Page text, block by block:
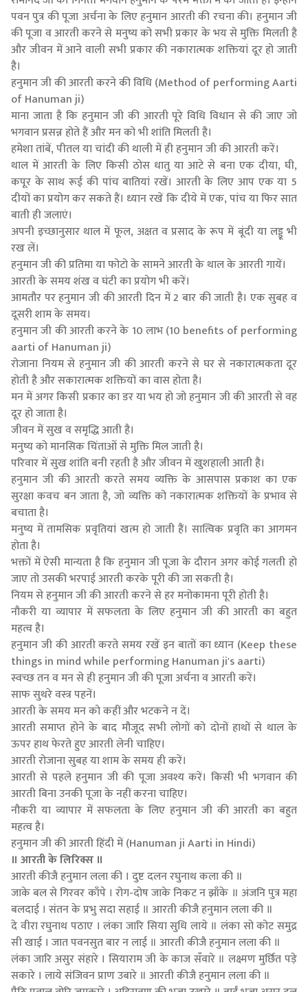
पवन पुत्र की पूजा अर्चना के लिए हनुमान आरती की रचना की। हनुमान जी
की पूजा व आरती करने से मनुष्य को सभी प्रकार के भय से मुक्ति मिलती है
और जीवन में आने वाली सभी प्रकार की नकारात्मक शक्तियां दूर हो जाती
है।
हनुमान जी की आरती करने की विधि (Method of performing Aarti
of Hanuman ji)
माना जाता है कि हनुमान जी की आरती पूरे विधि विधान से की जाए जो
भगवान प्रसन्न होते हैं और मन को भी शांति मिलती है।
हमेशा तांबें, पीतल या चांदी की थाली में ही हनुमान जी की आरती करें।
थाल में आरती के लिए किसी ठोस धातु या आटे से बना एक दीया, घी,
कपूर के साथ रूई की पांच बातियां रखें। आरती के लिए आप एक या 5
दीयों का प्रयोग कर सकते हैं। ध्यान रखें कि दीये में एक, पांच या फिर सात
बाती ही जलाएं।
अपनी इच्छानुसार थाल में फूल, अक्षत व प्रसाद के रूप में बूंदी या लड्डू भी
रख लें।
हनुमान जी की प्रतिमा या फोटो के सामने आरती के थाल के आरती गायें।
आरती के समय शंख व घंटी का प्रयोग भी करें।
आमतौर पर हनुमान जी की आरती दिन में 2 बार की जाती है। एक सुबह व
दूसरी शाम के समय।
हनुमान जी की आरती करने के 10 लाभ (10 benefits of performing
aarti of Hanuman ji)
रोजाना नियम से हनुमान जी की आरती करने से घर से नकारात्मकता दूर
होती है और सकारात्मक शक्तियों का वास होता है।
मन में अगर किसी प्रकार का डर या भय हो जो हनुमान जी की आरती से वह
दूर हो जाता है।
जीवन में सुख व समृद्धि आती है।
मनुष्य को मानसिक चिंताओं से मुक्ति मिल जाती है।
परिवार में सुख शांति बनी रहती है और जीवन में खुशहाली आती है।
हनुमान जी की आरती करते समय व्यक्ति के आसपास प्रकाश का एक
सुरक्षा कवच बन जाता है, जो व्यक्ति को नकारात्मक शक्तियों के प्रभाव से
बचाता है।
मनुष्य में तामसिक प्रवृतियां खत्म हो जाती हैं। सात्विक प्रवृति का आगमन
होता है।
भक्तों में ऐसी मान्यता है कि हनुमान जी पूजा के दौरान अगर कोई गलती हो
जाए तो उसकी भरपाई आरती करके पूरी की जा सकती है।
नियम से हनुमान जी की आरती करने से हर मनोकामना पूरी होती है।
नौकरी या व्यापार में सफलता के लिए हनुमान जी की आरती का बहुत
महत्व है।
हनुमान जी की आरती करते समय रखें इन बातों का ध्यान (Keep these
things in mind while performing Hanuman ji's aarti)
स्वच्छ तन व मन से ही हनुमान जी की पूजा अर्चना व आरती करें।
साफ सुथरे वस्त्र पहनें।
आरती के समय मन को कहीं और भटकने न दें।
आरती समाप्त होने के बाद मौजूद सभी लोगों को दोनों हाथों से थाल के
ऊपर हाथ फेरते हुए आरती लेनी चाहिए।
आरती रोजाना सुबह या शाम के समय ही करें।
आरती से पहले हनुमान जी की पूजा अवश्य करें। किसी भी भगवान की
आरती बिना उनकी पूजा के नहीं करना चाहिए।
नौकरी या व्यापार में सफलता के लिए हनुमान जी की आरती का बहुत
महत्व है।
हनुमान जी की आरती हिंदी में (Hanuman ji Aarti in Hindi)
॥ आरती के लिरिक्स ॥
आरती कीजै हनुमान लला की । दुष्ट दलन रघुनाथ कला की ॥
जाके बल से गिरवर काँपे । रोग-दोष जाके निकट न झाँके ॥ अंजनि पुत्र महा
बलदाई । संतन के प्रभु सदा सहाई ॥ आरती कीजै हनुमान लला की ॥
दे वीरा रघुनाथ पठाए । लंका जारि सिया सुधि लाये ॥ लंका सो कोट समुद्र
सी खाई । जात पवनसुत बार न लाई ॥ आरती कीजै हनुमान लला की ॥
लंका जारि असुर संहारे । सियाराम जी के काज सँवारे ॥ लक्ष्मण मुर्छित पड़े
सकारे । लाये संजिवन प्राण उबारे ॥ आरती कीजै हनुमान लला की ॥